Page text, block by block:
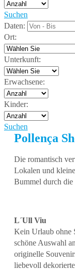
Suchen
Daten:
Ort:
Unterkunft:
Erwachsene:
Kinder:
Suchen
Pollença
Die romantisch
Lokalen und
Bummel durch die
L´Ull Viu
Kein Urlaub ohne
schöne Auswahl
originelle
liebevoll